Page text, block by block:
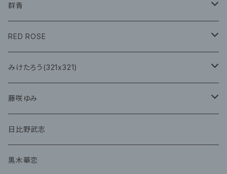
CD
グッズ
CD
チェキ
群青
イベント
CD
グッズ
RED ROSE
CD
みけたろう(321x321)
CD
グッズ
藤咲ゆみ
CD
グッズ
日比野武志
黒木華恋